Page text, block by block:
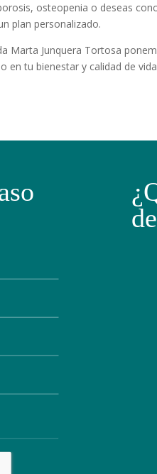
osteopenia o deseas
plan personalizado.
Marta Junquera Tortosa
en tu bienestar y calidad de